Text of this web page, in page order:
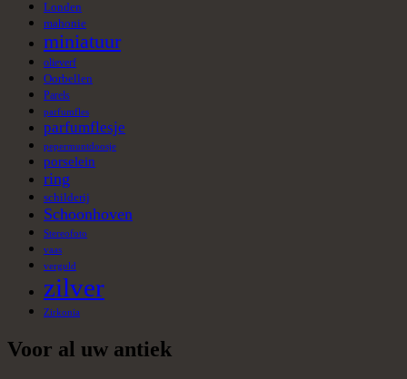
Londen
mahonie
miniatuur
olieverf
Oorbellen
Parels
parfumfles
parfumflesje
pepermuntdoosje
porselein
ring
schilderij
Schoonhoven
Stereofoto
vaas
verguld
zilver
Zirkonia
Voor al uw antiek